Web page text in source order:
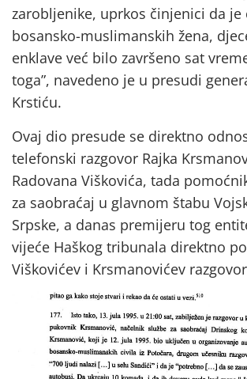
zarobljenike, uprkos činjenici da je
bosansko-muslimanskih žena,
enklave već bilo završeno sat
toga”, navedeno je u presudi
Krstiću.
Ovaj dio presude se direktno
telefonski razgovor Rajka
Radovana Viškovića, tada
za saobraćaj u glavnom štabu
Srpske, a danas premijeru tog
vijeće Haškog tribunala direktno
Viškovićev i Krsmanovićev